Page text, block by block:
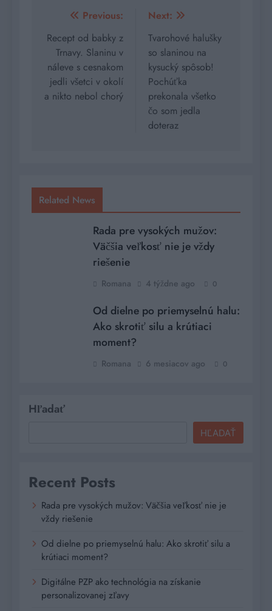
Navigácia
v
článku
Previous:
Recept od babky z
Trnavy. Slaninu v
náleve s cesnakom
jedli všetci v okolí
a nikto nebol chorý
Next:
Tvarohové halušky
so slaninou na
kysucký spôsob!
Pochúťka
prekonala všetko
čo som jedla
doteraz
Related News
Rada pre vysokých mužov:
Väčšia veľkosť nie je vždy
riešenie
Romana 4 týždne ago 0
Od dielne po priemyselnú halu:
Ako skrotiť silu a krútiaci
moment?
Romana 6 mesiacov ago 0
Hľadať
HĽADAŤ
Recent Posts
Rada pre vysokých mužov: Väčšia veľkosť nie je
vždy riešenie
Od dielne po priemyselnú halu: Ako skrotiť silu a
krútiaci moment?
Digitálne PZP ako technológia na získanie
personalizovanej zľavy